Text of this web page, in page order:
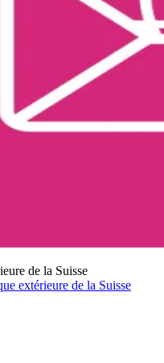
de la Suisse
extérieure de la Suisse